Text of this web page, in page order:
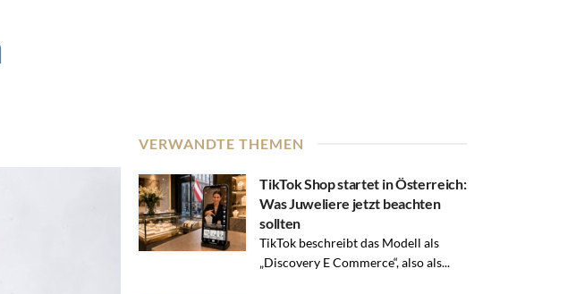
VERWANDTE THEMEN
TikTok Shop startet in Österreich:
Was Juweliere jetzt beachten
sollten
TikTok beschreibt das Modell als
„Discovery E Commerce“, also als...